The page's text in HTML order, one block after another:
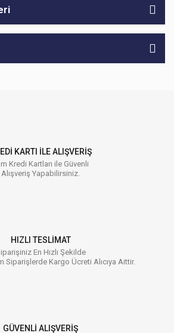
KARTI İLE ALIŞVERİŞ
Kredi Kartları ile Güvenli
Alışveriş Yapabilirsiniz.
HIZLI TESLİMAT
En Hızlı Şekilde
Siparişlerde Kargo Ücreti Alıcıya Aittir.
GÜVENLİ ALIŞVERİŞ